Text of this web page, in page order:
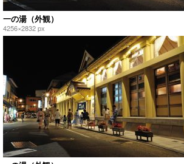
一の湯（外観）
4256×2832 px